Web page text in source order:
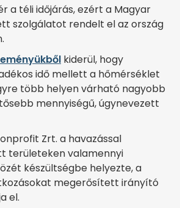
a téli időjárás, ezért a Magyar
szolgálatot rendelt el az ország
kiderül, hogy
idő mellett a hőmérséklet
több helyen várható nagyobb
mennyiségű, úgynevezett
Zrt. a havazással
területeken valamennyi
készültségbe helyezte, a
megerősített irányító
el.